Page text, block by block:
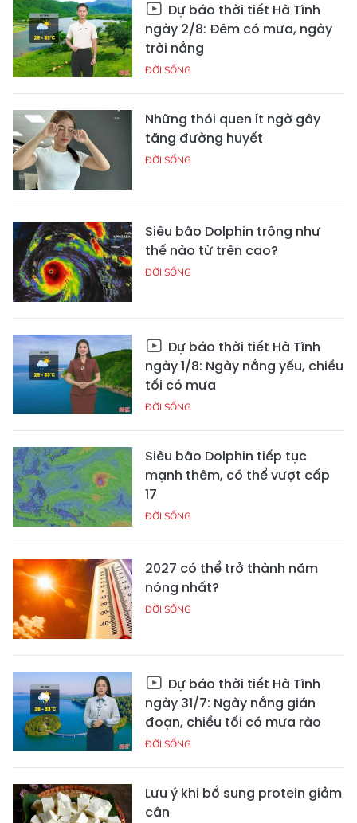
Dự báo thời tiết Hà Tĩnh
ngày 2/8: Đêm có mưa, ngày
trời nắng
ĐỜI SỐNG
Những thói quen ít ngờ gây
tăng đường huyết
ĐỜI SỐNG
Siêu bão Dolphin trông như
thế nào từ trên cao?
ĐỜI SỐNG
Dự báo thời tiết Hà Tĩnh
ngày 1/8: Ngày nắng yếu, chiều
tối có mưa
ĐỜI SỐNG
Siêu bão Dolphin tiếp tục
mạnh thêm, có thể vượt cấp
17
ĐỜI SỐNG
2027 có thể trở thành năm
nóng nhất?
ĐỜI SỐNG
Dự báo thời tiết Hà Tĩnh
ngày 31/7: Ngày nắng gián
đoạn, chiều tối có mưa rào
ĐỜI SỐNG
Lưu ý khi bổ sung protein giảm
cân